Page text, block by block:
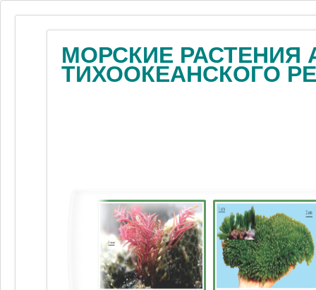
МОРСКИЕ РАСТЕНИЯ
ТИХООКЕАНСКОГО